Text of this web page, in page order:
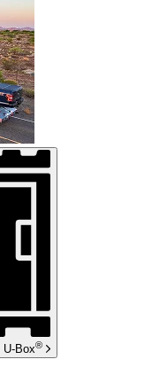
U-Box®